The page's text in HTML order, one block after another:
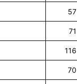
57
71
116
70